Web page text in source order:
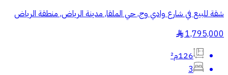
شقة للبيع في شارع وادي وج, حي الملقا, مدينة الرياض, منطقة الرياض
1,795,000
§
126م²
3